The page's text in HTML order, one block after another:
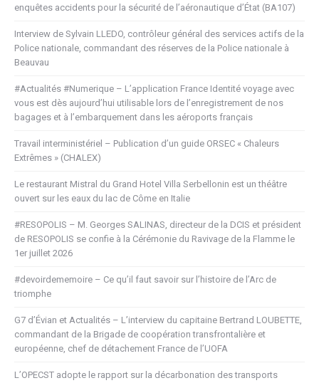
enquêtes accidents pour la sécurité de l’aéronautique d’État (BA107)
Interview de Sylvain LLEDO, contrôleur général des services actifs de la
Police nationale, commandant des réserves de la Police nationale à
Beauvau
#Actualités #Numerique – L’application France Identité voyage avec
vous est dès aujourd’hui utilisable lors de l’enregistrement de nos
bagages et à l’embarquement dans les aéroports français
Travail interministériel – Publication d’un guide ORSEC « Chaleurs
Extrêmes » (CHALEX)
Le restaurant Mistral du Grand Hotel Villa Serbellonin est un théâtre
ouvert sur les eaux du lac de Côme en Italie
#RESOPOLIS – M. Georges SALINAS, directeur de la DCIS et président
de RESOPOLIS se confie à la Cérémonie du Ravivage de la Flamme le
1er juillet 2026
#devoirdememoire – Ce qu’il faut savoir sur l’histoire de l’Arc de
triomphe
G7 d’Évian et Actualités – L’interview du capitaine Bertrand LOUBETTE,
commandant de la Brigade de coopération transfrontalière et
européenne, chef de détachement France de l’UOFA
L’OPECST adopte le rapport sur la décarbonation des transports